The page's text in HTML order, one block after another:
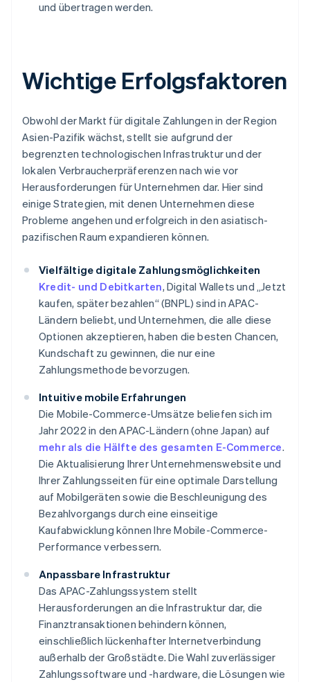
und übertragen werden.
Wichtige Erfolgsfaktoren
Obwohl der Markt für digitale Zahlungen in der Region
Asien-Pazifik wächst, stellt sie aufgrund der
begrenzten technologischen Infrastruktur und der
lokalen Verbraucherpräferenzen nach wie vor
Herausforderungen für Unternehmen dar. Hier sind
einige Strategien, mit denen Unternehmen diese
Probleme angehen und erfolgreich in den asiatisch-
pazifischen Raum expandieren können.
Vielfältige digitale Zahlungsmöglichkeiten
Kredit- und Debitkarten, Digital Wallets und „Jetzt
kaufen, später bezahlen“ (BNPL) sind in APAC-
Ländern beliebt, und Unternehmen, die alle diese
Optionen akzeptieren, haben die besten Chancen,
Kundschaft zu gewinnen, die nur eine
Zahlungsmethode bevorzugen.
Intuitive mobile Erfahrungen
Die Mobile-Commerce-Umsätze beliefen sich im
Jahr 2022 in den APAC-Ländern (ohne Japan) auf
mehr als die Hälfte des gesamten E-Commerce.
Die Aktualisierung Ihrer Unternehmenswebsite und
Ihrer Zahlungsseiten für eine optimale Darstellung
auf Mobilgeräten sowie die Beschleunigung des
Bezahlvorgangs durch eine einseitige
Kaufabwicklung können Ihre Mobile-Commerce-
Performance verbessern.
Anpassbare Infrastruktur
Das APAC-Zahlungssystem stellt
Herausforderungen an die Infrastruktur dar, die
Finanztransaktionen behindern können,
einschließlich lückenhafter Internetverbindung
außerhalb der Großstädte. Die Wahl zuverlässiger
Zahlungssoftware und -hardware, die Lösungen wie